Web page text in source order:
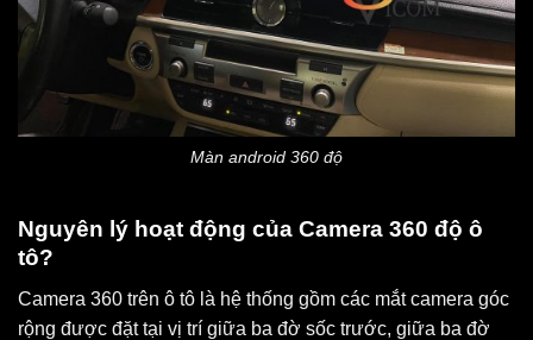
Màn android 360 độ
Nguyên lý hoạt động của Camera 360 độ ô
tô?
Camera 360 trên ô tô là hệ thống gồm các mắt camera góc
rộng được đặt tại vị trí giữa ba đờ sốc trước, giữa ba đờ